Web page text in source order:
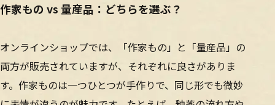
作家もの vs 量産品：どちらを選ぶ？
オンラインショップでは、「作家もの」と「量産品」の
両方が販売されていますが、それぞれに良さがありま
す。作家ものは一つひとつが手作りで、同じ形でも微妙